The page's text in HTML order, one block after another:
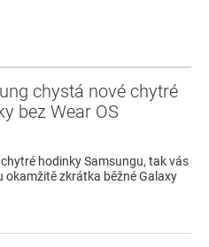
chystá nové chytré
bez Wear OS
hodinky Samsungu, tak vás
okamžitě zkrátka běžné Galaxy